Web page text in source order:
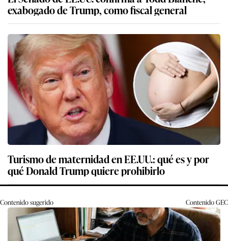
exabogado de Trump, como fiscal general
Turismo de maternidad en EE.UU.: qué es y por
qué Donald Trump quiere prohibirlo
Contenido sugerido ContenidoGEC